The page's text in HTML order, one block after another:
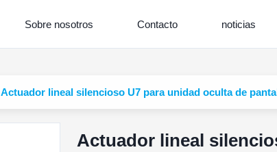
Sobre nosotros Contacto noticias
Actuador lineal silencioso U7 para unidad oculta de
Actuador lineal